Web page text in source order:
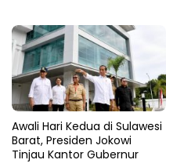
Awali Hari Kedua di Sulawesi
Barat, Presiden Jokowi
Tinjau Kantor Gubernur